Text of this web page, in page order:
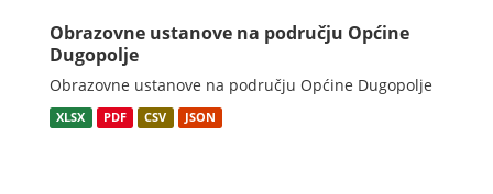
Obrazovne ustanove na području Općine
Dugopolje
Obrazovne ustanove na području Općine Dugopolje
XLSX PDF CSV JSON